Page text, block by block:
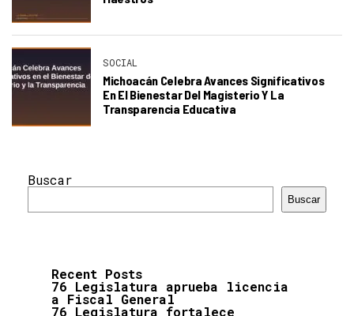
SOCIAL
Michoacán Celebra Avances Significativos
En El Bienestar Del Magisterio Y La
Transparencia Educativa
Buscar
Buscar
Recent Posts
76 Legislatura aprueba licencia
a Fiscal General
76 Legislatura fortalece